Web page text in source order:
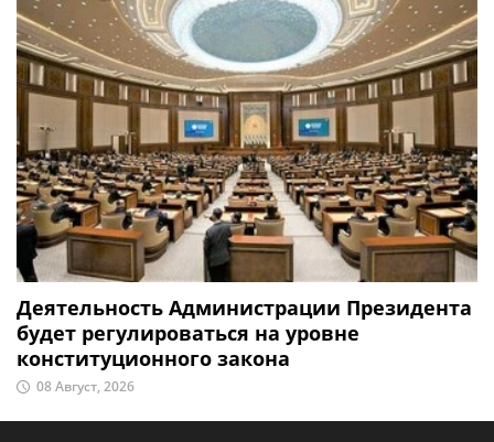
Деятельность Администрации Президента
будет регулироваться на уровне
конституционного закона
08 Август, 2026